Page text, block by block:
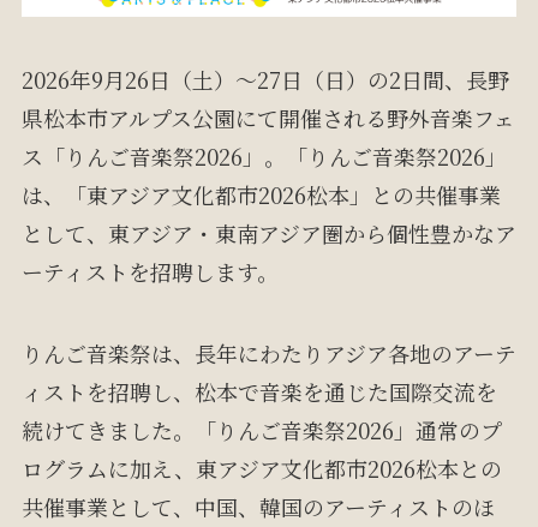
2026年9月26日（土）〜27日（日）の2日間、長野
県松本市アルプス公園にて開催される野外音楽フェ
ス「りんご音楽祭2026」。「りんご音楽祭2026」
は、「東アジア文化都市2026松本」との共催事業
として、東アジア・東南アジア圏から個性豊かなア
ーティストを招聘します。
りんご音楽祭は、長年にわたりアジア各地のアーテ
ィストを招聘し、松本で音楽を通じた国際交流を
続けてきました。「りんご音楽祭2026」通常のプ
ログラムに加え、東アジア文化都市2026松本との
共催事業として、中国、韓国のアーティストのほ